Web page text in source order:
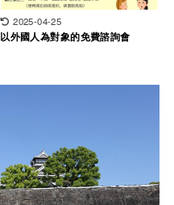
2025-04-25
以外國人為對象的免費諮詢會